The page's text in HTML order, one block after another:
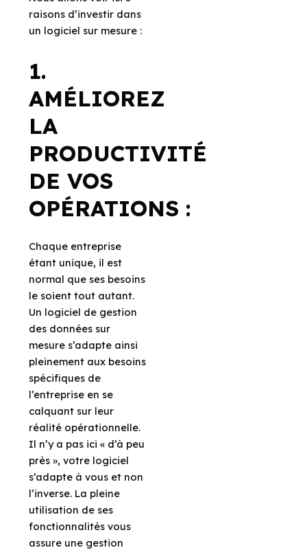
raisons d’investir dans
un logiciel sur mesure :
1.
AMÉLIOREZ
LA
PRODUCTIVITÉ
DE VOS
OPÉRATIONS :
Chaque entreprise
étant unique, il est
normal que ses besoins
le soient tout autant.
Un logiciel de gestion
des données sur
mesure s’adapte ainsi
pleinement aux besoins
spécifiques de
l’entreprise en se
calquant sur leur
réalité opérationnelle.
Il n’y a pas ici « d’à peu
près », votre logiciel
s’adapte à vous et non
l’inverse. La pleine
utilisation de ses
fonctionnalités vous
assure une gestion